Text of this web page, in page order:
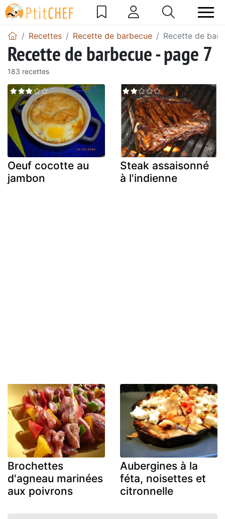
Recettes Recette de barbecue Recette de
Recette de barbecue - page 7
183 recettes
Oeuf cocotte au
jambon
Steak assaisonné
à l'indienne
Brochettes
d'agneau marinées
aux poivrons
Aubergines à la
féta, noisettes et
citronnelle